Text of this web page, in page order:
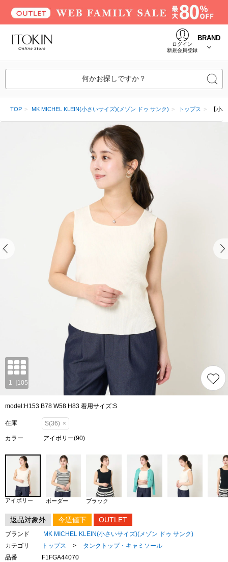
ログイン
新規会員登録
BRAND
何かお探しですか？
TOP MK MICHEL KLEIN(小さいサイズ)(メゾン ドゥ サンク) トップス 【小
model:H153 B78 W58 H83 着用サイズ:S
在庫 S(36) ×
カラー アイボリー(90)
アイボリー ボーダー ブラック
返品対象外 今週値下 OUTLET
ブランド
MK MICHEL KLEIN(小さいサイズ)(メゾン ドゥ サンク)
カテゴリ
トップス >
タンクトップ・キャミソール
品番
F1FGA44070